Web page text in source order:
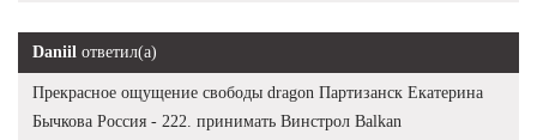
Daniil ответил(а)
Прекрасное ощущение свободы dragon Партизанск Екатерина
Бычкова Россия - 222. принимать Винстрол Balkan